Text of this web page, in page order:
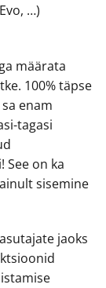
…)
määrata
100% täpse
enam
tagasi
See on ka
sisemine
jaoks